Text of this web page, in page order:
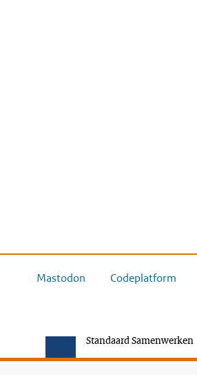
Mastodon Codeplatform
Standaard Samenwerken